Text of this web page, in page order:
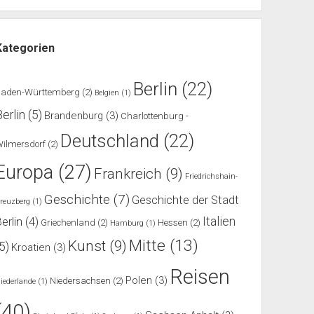
Württemberg (2) Belgien (1) Berlin (22)
(5) Brandenburg (3) Charlottenburg -
(2) Deutschland (22)
(27) Frankreich (9) Friedrichshain-
(1) Geschichte (7) Geschichte der Stadt
(4) Griechenland (2) Hamburg (1) Hessen (2) Italien
Kroatien (3) Kunst (9) Mitte (13)
(1) Niedersachsen (2) Polen (3) Reisen